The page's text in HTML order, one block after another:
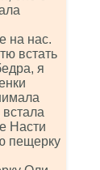
на нас.
встать
я
Насти
пещерку